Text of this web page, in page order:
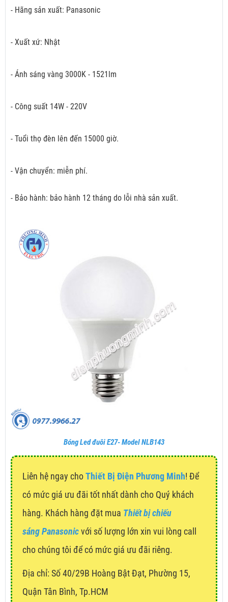
- Hãng sản xuất: Panasonic
- Xuất xứ: Nhật
- Ánh sáng vàng 3000K - 1521lm
- Công suất 14W - 220V
- Tuổi thọ đèn lên đến 15000 giờ.
- Vận chuyển: miễn phí.
- Bảo hành: bảo hành 12 tháng do lỗi nhà sản xuất.
Bóng Led đuôi E27- Model NLB143
Liên hệ ngay choThiết Bị Điện Phương Minh! Để
có mức giá ưu đãi tốt nhất dành cho Quý khách
hàng. Khách hàng đặt mua Thiết bị chiếu
sáng Panasonicvới số lượng lớn xin vui lòng call
cho chúng tôi để có mức giá ưu đãi riêng.
Địa chỉ: Số 40/29B Hoàng Bật Đạt, Phường 15,
Quận Tân Bình, Tp.HCM